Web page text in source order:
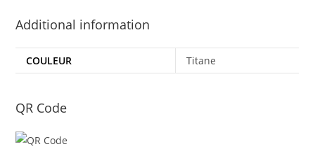
Additional information
COULEUR Titane
QR Code